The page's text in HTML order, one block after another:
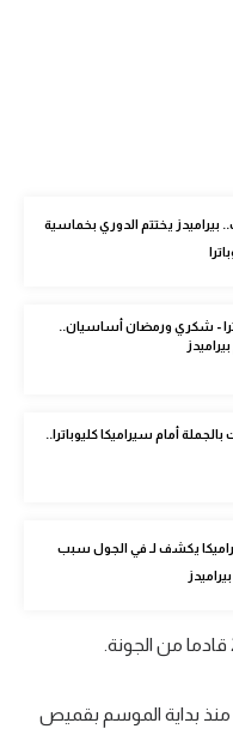
بيراميدز يختتم الدوري بخماسية
- شكري ورمضان أساسيان..
أمام سيراميكا كليوباترا..
يكشف لـ في الجول سبب
الـ 33 عاما شارك منذ بداية الموسم بقميص